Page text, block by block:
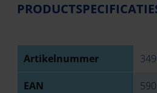
Artikelnummer
EAN